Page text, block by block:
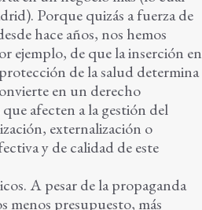
Porque quizás a fuerza de
hace años, nos hemos
ejemplo, de que la inserción en
de la salud determina
en un derecho
afecten a la gestión del
externalización o
y de calidad de este
A pesar de la propaganda
menos presupuesto, más